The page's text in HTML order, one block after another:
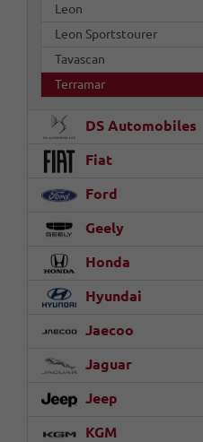
Leon
Leon Sportstourer
Tavascan
Terramar
DS Automobiles
Fiat
Ford
Geely
Honda
Hyundai
Jaecoo
Jaguar
Jeep
KGM